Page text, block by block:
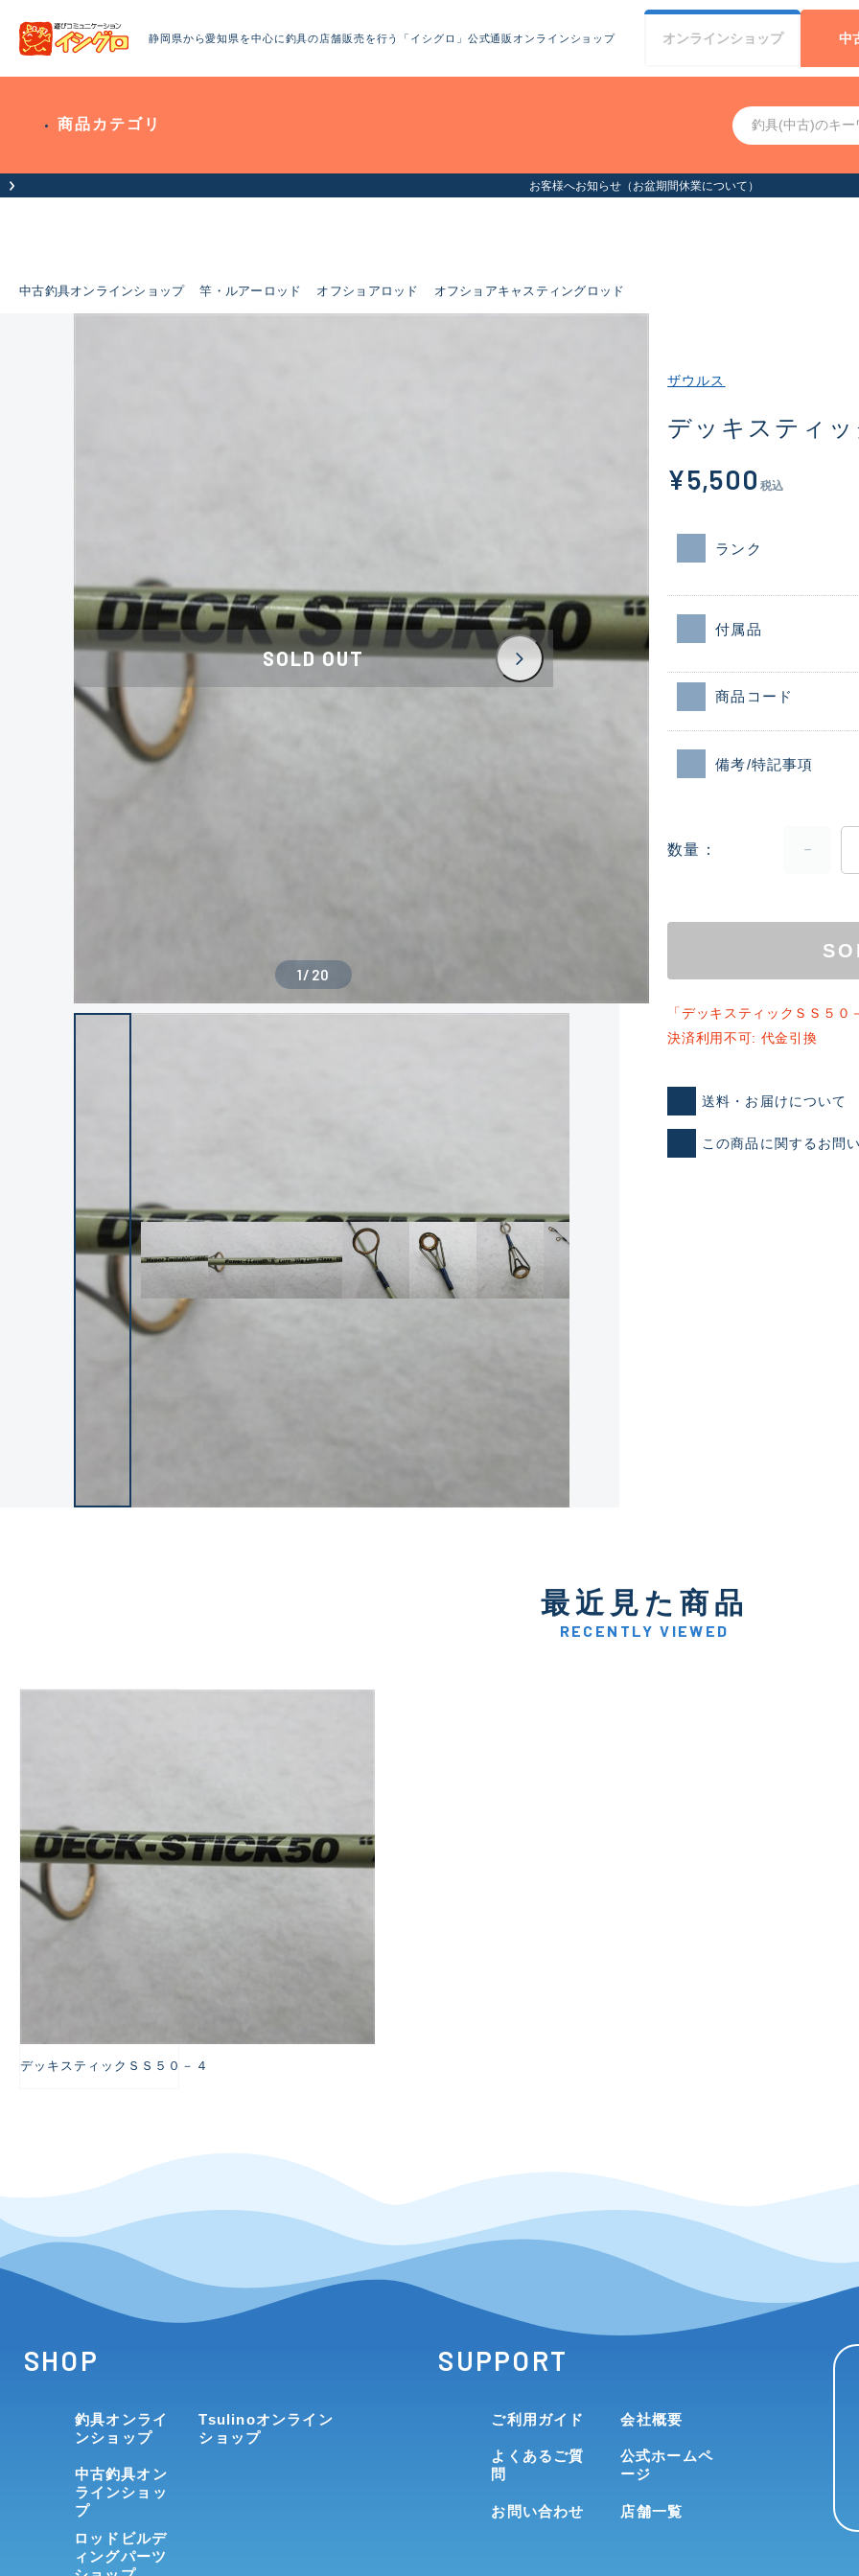
静岡県から愛知県を中心に釣具の店舗販売を行う「イシグロ」公式通販オンラインショップ オンラインショップ 中
商品カテゴリ
お客様へお知らせ（お盆期間休業について）
中古釣具オンラインショップ 竿・ルアーロッド オフショアロッド オフショアキャスティングロッド
新古品（メーカー問屋から
C-
い品
SOLD OUT
1/ 20
ザウルス
デッキスティッ
¥5,500 税込
ランク
付属品
商品コード
備考/特記事項
数量
「デッキスティックＳＳ５０
決済利用不可: 代金引換
送料・お届けについて
この商品に関するお問
最近見た商品
RECENTLY VIEWED
デッキスティックＳＳ５０－４
SHOP
釣具オンライ
ンショップ
中古釣具オン
ラインショッ
プ
ロッドビルデ
ィングパーツ
Tsulinoオンライン
ショップ
SUPPORT
ご利用ガイド
よくあるご質
問
お問い合わせ
会社概要
公式ホームペ
ージ
店舗一覧